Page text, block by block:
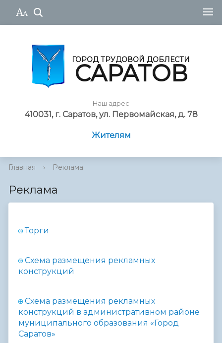
ГОРОД ТРУДОВОЙ ДОБЛЕСТИ
САРАТОВ
Наш адрес
410031, г. Саратов, ул. Первомайская, д. 78
Жителям
Главная › Реклама
Реклама
Торги
Схема размещения рекламных
конструкций
Схема размещения рекламных
конструкций в административном районе
муниципального образования «Город
Саратов»